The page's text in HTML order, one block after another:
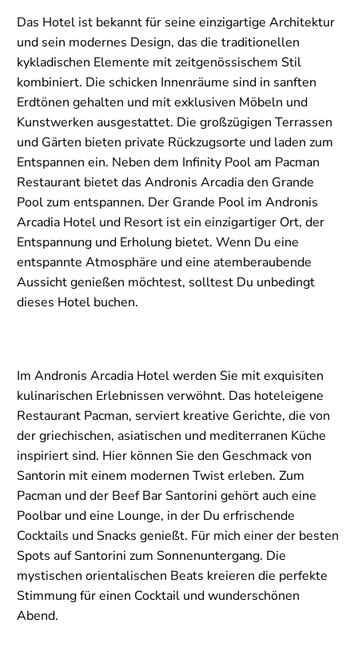
Das Hotel ist bekannt für seine einzigartige Architektur
und sein modernes Design, das die traditionellen
kykladischen Elemente mit zeitgenössischem Stil
kombiniert. Die schicken Innenräume sind in sanften
Erdtönen gehalten und mit exklusiven Möbeln und
Kunstwerken ausgestattet. Die großzügigen Terrassen
und Gärten bieten private Rückzugsorte und laden zum
Entspannen ein. Neben dem Infinity Pool am Pacman
Restaurant bietet das Andronis Arcadia den Grande
Pool zum entspannen. Der Grande Pool im Andronis
Arcadia Hotel und Resort ist ein einzigartiger Ort, der
Entspannung und Erholung bietet. Wenn Du eine
entspannte Atmosphäre und eine atemberaubende
Aussicht genießen möchtest, solltest Du unbedingt
dieses Hotel buchen.
Im Andronis Arcadia Hotel werden Sie mit exquisiten
kulinarischen Erlebnissen verwöhnt. Das hoteleigene
Restaurant Pacman, serviert kreative Gerichte, die von
der griechischen, asiatischen und mediterranen Küche
inspiriert sind. Hier können Sie den Geschmack von
Santorin mit einem modernen Twist erleben. Zum
Pacman und der Beef Bar Santorini gehört auch eine
Poolbar und eine Lounge, in der Du erfrischende
Cocktails und Snacks genießt. Für mich einer der besten
Spots auf Santorini zum Sonnenuntergang. Die
mystischen orientalischen Beats kreieren die perfekte
Stimmung für einen Cocktail und wunderschönen
Abend.